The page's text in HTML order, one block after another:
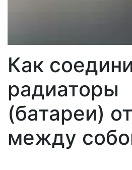
Как
радиаторы
(батареи)
между